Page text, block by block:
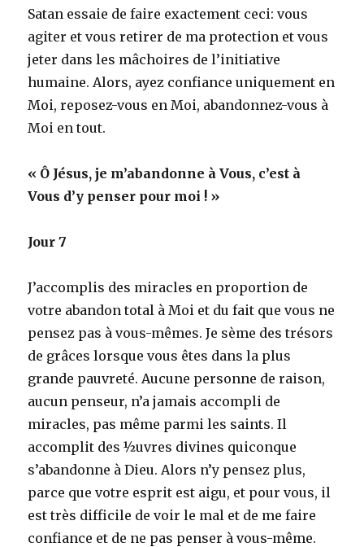
Satan essaie de faire exactement ceci: vous
agiter et vous retirer de ma protection et vous
jeter dans les mâchoires de l’initiative
humaine. Alors, ayez confiance uniquement en
Moi, reposez-vous en Moi, abandonnez-vous à
Moi en tout.
« Ô Jésus, je m’abandonne à Vous, c’est à
Vous d’y penser pour moi ! »
Jour 7
J’accomplis des miracles en proportion de
votre abandon total à Moi et du fait que vous ne
pensez pas à vous-mêmes. Je sème des trésors
de grâces lorsque vous êtes dans la plus
grande pauvreté. Aucune personne de raison,
aucun penseur, n’a jamais accompli de
miracles, pas même parmi les saints. Il
accomplit des ½uvres divines quiconque
s’abandonne à Dieu. Alors n’y pensez plus,
parce que votre esprit est aigu, et pour vous, il
est très difficile de voir le mal et de me faire
confiance et de ne pas penser à vous-même.